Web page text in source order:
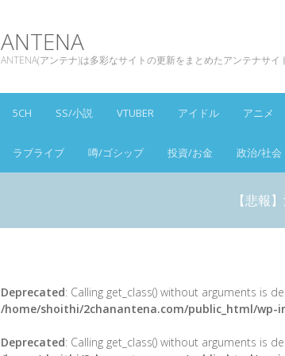
ANTENA
ANTENA(アンテナ)は多彩なサイトの更新をまとめたアンテナサイ
5CH SS/小説 VTUBER アイドル アニメ
ラブライブ 噂/ゴシップ 投資/お金 政治/社会
【悲報
Deprecated: Calling get_class() without arguments is
/home/shoithi/2chanantena.com/public_html/wp-
Deprecated: Calling get_class() without arguments is